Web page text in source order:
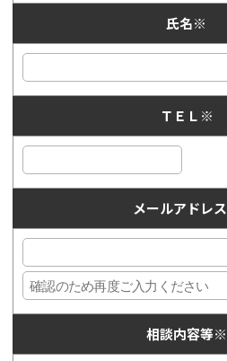
氏名※
ＴＥＬ ※
メールアドレス
相談内容等※